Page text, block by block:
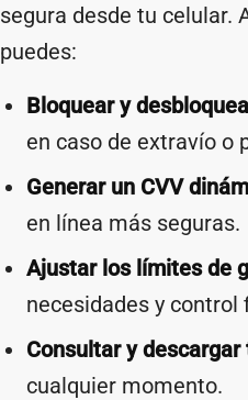
segura desde tu celular.
puedes:
Bloquear y
en caso de extravío o
Generar un CVV
en línea más seguras.
Ajustar los límites de
necesidades y control
Consultar y
cualquier momento.